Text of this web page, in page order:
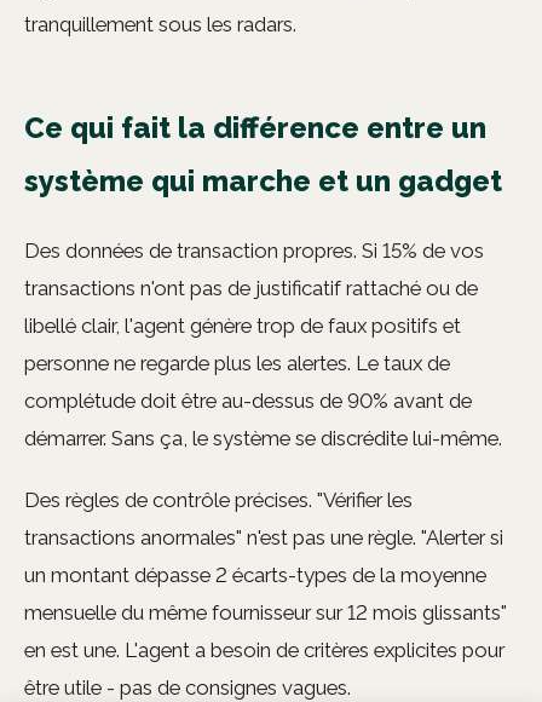
tranquillement sous les radars.
Ce qui fait la différence entre un
système qui marche et un gadget
Des données de transaction propres. Si 15% de vos
transactions n'ont pas de justificatif rattaché ou de
libellé clair, l'agent génère trop de faux positifs et
personne ne regarde plus les alertes. Le taux de
complétude doit être au-dessus de 90% avant de
démarrer. Sans ça, le système se discrédite lui-même.
Des règles de contrôle précises. "Vérifier les
transactions anormales" n'est pas une règle. "Alerter si
un montant dépasse 2 écarts-types de la moyenne
mensuelle du même fournisseur sur 12 mois glissants"
en est une. L'agent a besoin de critères explicites pour
être utile - pas de consignes vagues.